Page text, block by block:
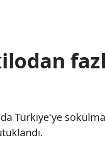
Türkiye'ye